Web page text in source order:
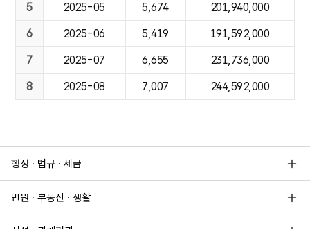
5
2025-05 5,674
201,940,000
6
2025-06 5,419
191,592,000
7
2025-07 6,655
231,736,000
8
2025-08 7,007 244,592,000
행정 · 법규 · 세금
민원 · 부동산 · 생활